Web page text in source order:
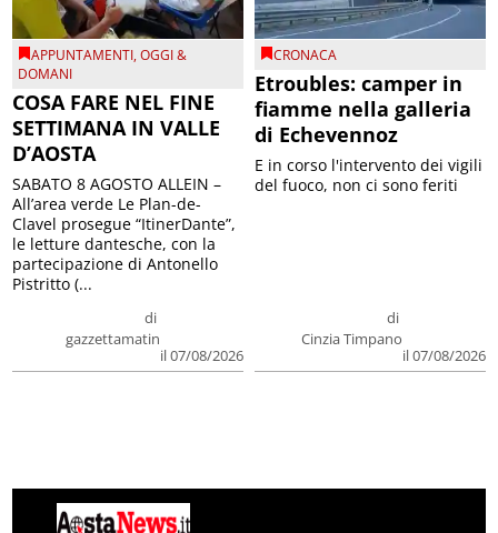
APPUNTAMENTI,OGGI &
DOMANI
COSA FARE NEL FINE
SETTIMANA IN VALLE
D’AOSTA
di
gazzettamatin
il 07/08/2026
SABATO 8 AGOSTO ALLEIN –
All’area verde Le Plan-de-
Clavel prosegue “ItinerDante”,
le letture dantesche, con la
partecipazione di Antonello
Pistritto (...
CRONACA
Etroubles: camper in
fiamme nella galleria
di Echevennoz
di
Cinzia Timpano
il 07/08/2026
E in corso l'intervento dei vigili
del fuoco, non ci sono feriti